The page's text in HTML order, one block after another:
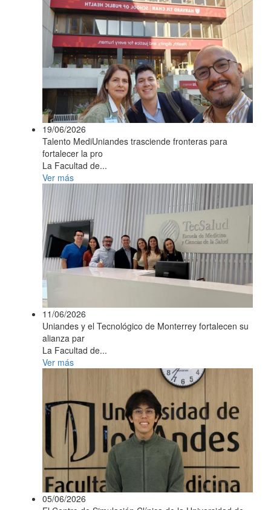
19/06/2026
Talento MediUniandes trasciende fronteras para
fortalecer la pro
La Facultad de...
Ver más
11/06/2026
Uniandes y el Tecnológico de Monterrey fortalecen su
alianza par
La Facultad de...
Ver más
05/06/2026